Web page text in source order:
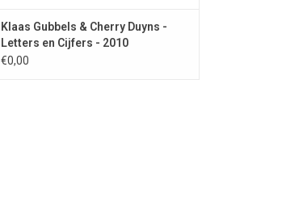
Klaas Gubbels & Cherry Duyns -
Letters en Cijfers - 2010
€0,00